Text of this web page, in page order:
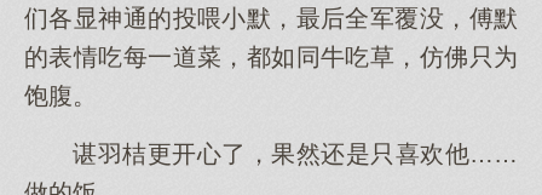
们各显神通的投喂小默，最后全军覆没，傅默
的表情吃每一道菜，都如同牛吃草，仿佛只为
饱腹。
谌羽桔更开心了，果然还是只喜欢他……